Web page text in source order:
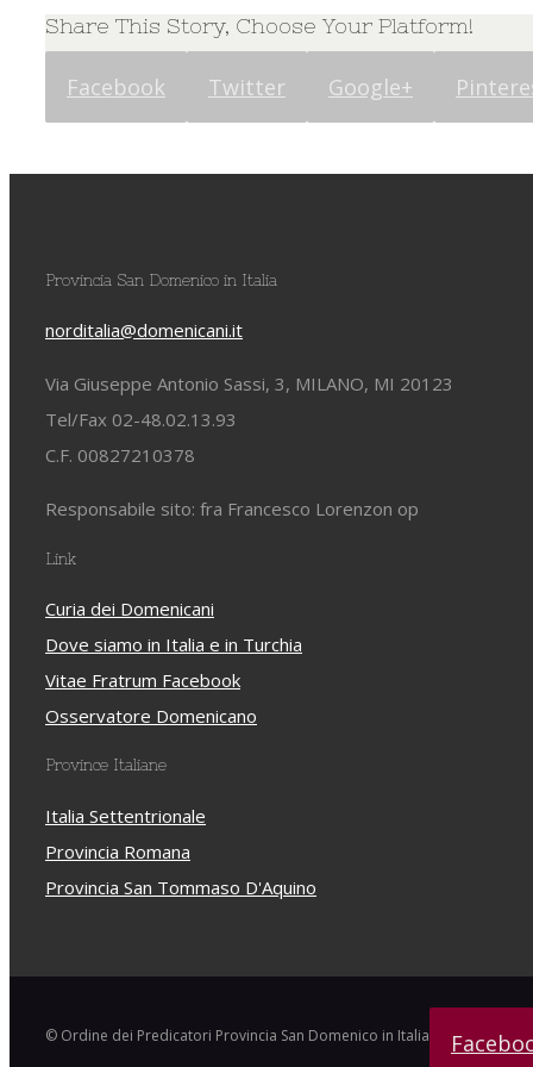
Share This Story, Choose Your Platform!
Facebook Twitter Google+
Provincia San Domenico in Italia
norditalia@domenicani.it
Via Giuseppe Antonio Sassi, 3, MILANO, MI 20123
Tel/Fax 02-48.02.13.93
C.F. 00827210378
Responsabile sito: fra Francesco Lorenzon op
Link
Curia dei Domenicani
Dove siamo in Italia e in Turchia
Vitae Fratrum Facebook
Osservatore Domenicano
Province Italiane
Italia Settentrionale
Provincia Romana
Provincia San Tommaso D'Aquino
© Ordine dei Predicatori Provincia San Domenico in Italia